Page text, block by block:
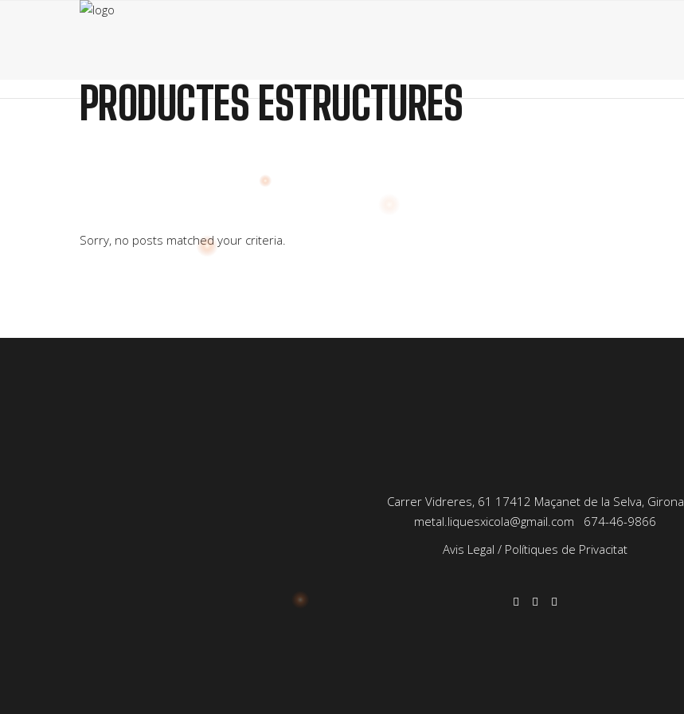
PRODUCTES ESTRUCTURES
Sorry, no posts matched your criteria.
Carrer Vidreres, 61 17412 Maçanet de la Selva, Girona
metal.liquesxicola@gmail.com
674-46-9866
Avis Legal / Polítiques de Privacitat